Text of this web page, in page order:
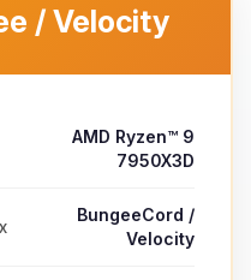
/ Velocity
AMD Ryzen™ 9
7950X3D
BungeeCord /
Velocity